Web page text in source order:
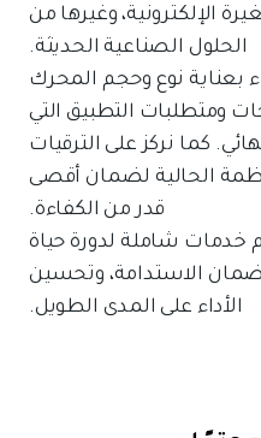
الإلكترونية، وغيرها من
الحلول الصناعية الحديثة.
بعناية نوع وحجم المحرك
ومتطلبات التطبيق التي
كما نركز على الترقيات
الحالية لضمان أقصى
قدر من الكفاءة.
خدمات شاملة لدورة حياة
الاستدامة، وتحسين
الأداء على المدى الطويل.